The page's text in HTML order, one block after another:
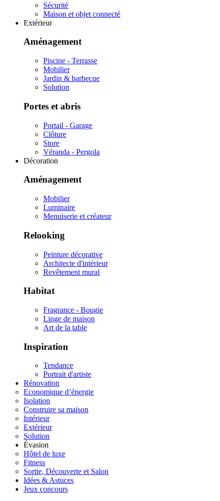
Sécurité
Maison et objet connecté
Extérieur
Aménagement
Piscine - Terrasse
Mobilier
Jardin & barbecue
Solution
Portes et abris
Portail - Garage
Clôture
Store
Véranda - Pergola
Décoration
Aménagement
Mobilier
Luminaire
Menuiserie et créateur
Relooking
Peinture décorative
Architecte d'intérieur
Revêtement mural
Habitat
Fragrance - Bougie
Linge de maison
Art de la table
Inspiration
Tendance
Portrait d'artiste
Rénovation
Economique d’énergie
Isolation
Construire sa maison
Intérieur
Extérieur
Solution
Évasion
Hôtel de luxe
Fitness
Sortie, Découverte et Salon
Idées & Astuces
Jeux concours